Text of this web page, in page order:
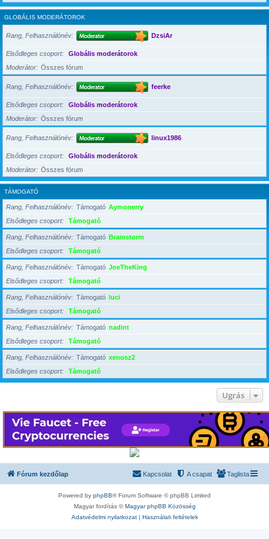
GLOBÁLIS MODERÁTOROK
Rang, Felhasználónév DzsiAr
Elsődleges csoport
Globális moderátorok
Moderátor
Összes fórum
Rang, Felhasználónév feerke
Elsődleges csoport
Globális moderátorok
Moderátor
Összes fórum
Rang, Felhasználónév linux1986
Elsődleges csoport
Globális moderátorok
Moderátor
Összes fórum
TÁMOGATÓ
Rang, Felhasználónév Támogató Aymonerry
Elsődleges csoport
Támogató
Rang, Felhasználónév Támogató Brainstorm
Elsődleges csoport
Támogató
Rang, Felhasználónév Támogató JoeTheKing
Elsődleges csoport
Támogató
Rang, Felhasználónév Támogató luci
Elsődleges csoport
Támogató
Rang, Felhasználónév Támogató nadint
Elsődleges csoport
Támogató
Rang, Felhasználónév Támogató xenosz2
Elsődleges csoport
Támogató
Ugrás
Fórum kezdőlap Taglista
A csapat
Kapcsolat
Powered by phpBB® Forum Software © phpBB Limited
Magyar fordítás ©Magyar phpBB Közösség
Adatvédelmi nyilatkozat| Használati feltételek